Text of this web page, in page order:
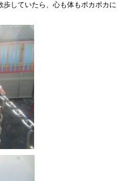
していたら、心も体もポカポカに